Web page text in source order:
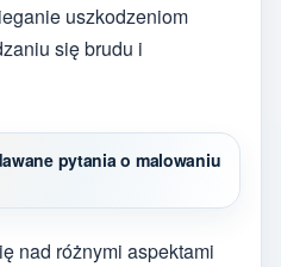
uszkodzeniom
się brudu i
pytania o malowaniu
nad różnymi aspektami